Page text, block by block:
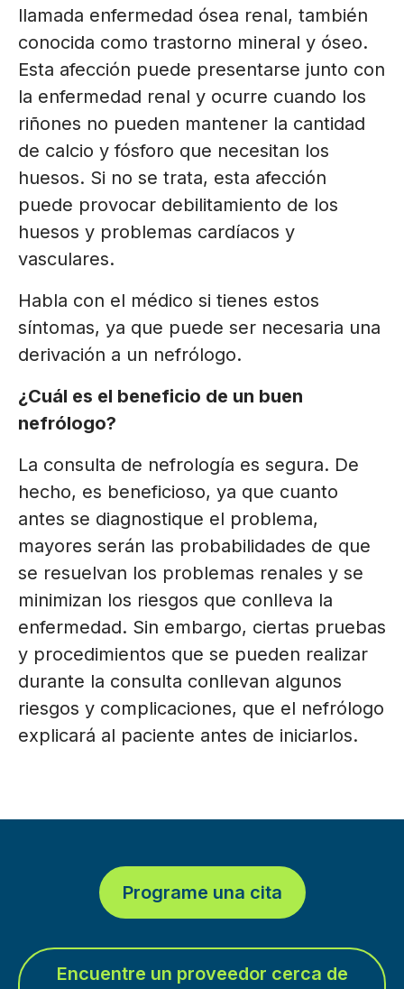
llamada enfermedad ósea renal, también
conocida como trastorno mineral y óseo.
Esta afección puede presentarse junto con
la enfermedad renal y ocurre cuando los
riñones no pueden mantener la cantidad
de calcio y fósforo que necesitan los
huesos. Si no se trata, esta afección
puede provocar debilitamiento de los
huesos y problemas cardíacos y
vasculares.
Habla con el médico si tienes estos
síntomas, ya que puede ser necesaria una
derivación a un nefrólogo.
¿Cuál es el beneficio de un buen
nefrólogo?
La consulta de nefrología es segura. De
hecho, es beneficioso, ya que cuanto
antes se diagnostique el problema,
mayores serán las probabilidades de que
se resuelvan los problemas renales y se
minimizan los riesgos que conlleva la
enfermedad. Sin embargo, ciertas pruebas
y procedimientos que se pueden realizar
durante la consulta conllevan algunos
riesgos y complicaciones, que el nefrólogo
explicará al paciente antes de iniciarlos.
Programe una cita
Encuentre un proveedor cerca de